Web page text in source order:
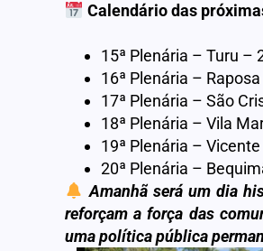
Calendário das
15ª Plenária – Turu –
16ª Plenária –
17ª Plenária – São
18ª Plenária – Vila
19ª Plenária –
20ª Plenária –
Amanhã será um dia
reforçam a força das
uma política pública